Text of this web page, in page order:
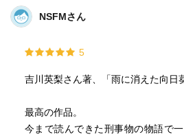
に味わえる話を読んだ気がする
こういうのも有りだなあ〜
どうでもいいことかもしれないが
の色が赤だと思っていた
確かにオレンジか・も・・(๑•ૅㅁ•๑)
思い込みだったと気付いた時、人は
NSFMさん
5
吉川英梨さん著、「雨に消えた向日
最高の作品。
今まで読んできた刑事物の物語で